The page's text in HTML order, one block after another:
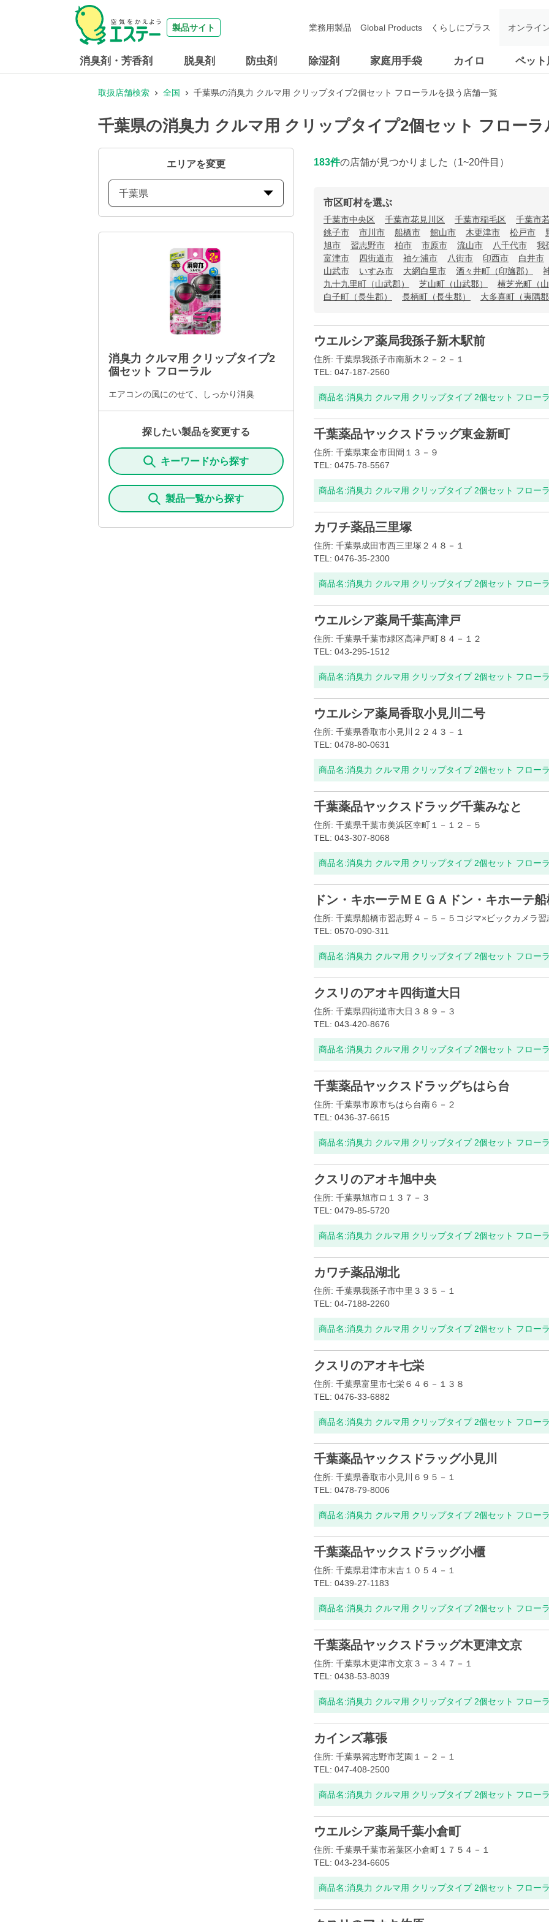
製品サイト
消臭剤・芳香剤 脱臭剤 防虫剤 除湿剤 家庭用手袋 カイロ ペット
業務用製品 Global Products くらしにプラス オンライ
取扱店舗検索 全国 千葉県の消臭力 クルマ用 クリップタイプ2個セット フローラルを扱う店舗一覧
千葉県の消臭力 クルマ用 クリップタイプ2個セット フロー
エリアを変更
千葉県
消臭力 クルマ用 クリップタイプ2
個セット フローラル
エアコンの風にのせて、しっかり消臭
探したい製品を変更する
キーワードから探す
製品一覧から探す
183件の店舗が見つかりました （1~20件目）
市区町村を選ぶ
千葉市中央区 千葉市花見川区 千葉市稲毛区 千葉市
銚子市
市川市 船橋市 館山市 木更津市 松戸市
旭市
習志野市 柏市 市原市 流山市 八千代市 我
富津市
四街道市 袖ケ浦市 八街市 印西市 白井市
山武市
いすみ市 大網白里市 酒々井町（印旛郡）
九十九里町（山武郡）
芝山町（山武郡） 横芝光町（山
白子町（長生郡）
長柄町（長生郡） 大多喜町（夷隅郡
ウエルシア薬局我孫子新木駅前
住所: 千葉県我孫子市南新木２－２－１
TEL: 047-187-2560
商品名:消臭力 クルマ用 クリップタイプ 2個セット フロー
千葉薬品ヤックスドラッグ東金新町
住所: 千葉県東金市田間１３－９
TEL: 0475-78-5567
商品名:消臭力 クルマ用 クリップタイプ 2個セット フロー
カワチ薬品三里塚
住所: 千葉県成田市西三里塚２４８－１
TEL: 0476-35-2300
商品名:消臭力 クルマ用 クリップタイプ 2個セット フロー
ウエルシア薬局千葉高津戸
住所: 千葉県千葉市緑区高津戸町８４－１２
TEL: 043-295-1512
商品名:消臭力 クルマ用 クリップタイプ 2個セット フロー
ウエルシア薬局香取小見川二号
住所: 千葉県香取市小見川２２４３－１
TEL: 0478-80-0631
商品名:消臭力 クルマ用 クリップタイプ 2個セット フロー
千葉薬品ヤックスドラッグ千葉みなと
住所: 千葉県千葉市美浜区幸町１－１２－５
TEL: 043-307-8068
商品名:消臭力 クルマ用 クリップタイプ 2個セット フロー
ドン・キホーテＭＥＧＡドン・キホーテ
住所: 千葉県船橋市習志野４－５－５コジマ×ビックカメラ習
TEL: 0570-090-311
商品名:消臭力 クルマ用 クリップタイプ 2個セット フロー
クスリのアオキ四街道大日
住所: 千葉県四街道市大日３８９－３
TEL: 043-420-8676
商品名:消臭力 クルマ用 クリップタイプ 2個セット フロー
千葉薬品ヤックスドラッグちはら台
住所: 千葉県市原市ちはら台南６－２
TEL: 0436-37-6615
商品名:消臭力 クルマ用 クリップタイプ 2個セット フロー
クスリのアオキ旭中央
住所: 千葉県旭市ロ１３７－３
TEL: 0479-85-5720
商品名:消臭力 クルマ用 クリップタイプ 2個セット フロー
カワチ薬品湖北
住所: 千葉県我孫子市中里３３５－１
TEL: 04-7188-2260
商品名:消臭力 クルマ用 クリップタイプ 2個セット フロー
クスリのアオキ七栄
住所: 千葉県富里市七栄６４６－１３８
TEL: 0476-33-6882
商品名:消臭力 クルマ用 クリップタイプ 2個セット フロー
千葉薬品ヤックスドラッグ小見川
住所: 千葉県香取市小見川６９５－１
TEL: 0478-79-8006
商品名:消臭力 クルマ用 クリップタイプ 2個セット フロー
千葉薬品ヤックスドラッグ小櫃
住所: 千葉県君津市末吉１０５４－１
TEL: 0439-27-1183
商品名:消臭力 クルマ用 クリップタイプ 2個セット フロー
千葉薬品ヤックスドラッグ木更津文京
住所: 千葉県木更津市文京３－３４７－１
TEL: 0438-53-8039
商品名:消臭力 クルマ用 クリップタイプ 2個セット フロー
カインズ幕張
住所: 千葉県習志野市芝園１－２－１
TEL: 047-408-2500
商品名:消臭力 クルマ用 クリップタイプ 2個セット フロー
ウエルシア薬局千葉小倉町
住所: 千葉県千葉市若葉区小倉町１７５４－１
TEL: 043-234-6605
商品名:消臭力 クルマ用 クリップタイプ 2個セット フロー